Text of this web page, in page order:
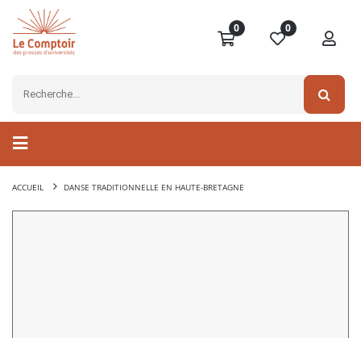
0 0
ACCUEIL DANSE TRADITIONNELLE EN HAUTE-BRETAGNE